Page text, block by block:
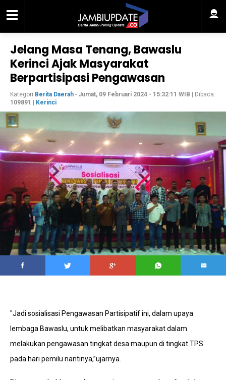
Jelang Masa Tenang, Bawaslu
Kerinci Ajak Masyarakat
Berpartisipasi Pengawasan
Kategori Berita Daerah - Jumat, 09 Februari 2024 - 15:32:11 WIB | Dibaca:
109891
Kerinci
"Jadi sosialisasi Pengawasan Partisipatif ini, dalam upaya
lembaga Bawaslu, untuk melibatkan masyarakat dalam
melakukan pengawasan tingkat desa maupun di tingkat TPS
pada hari pemilu nantinya,”ujarnya.